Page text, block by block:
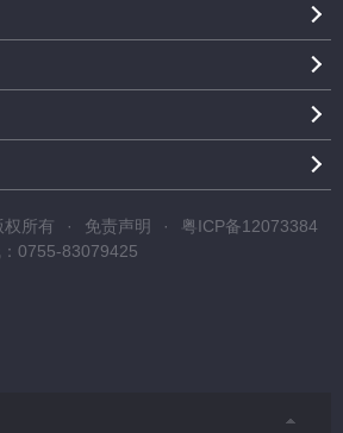
所有 · 免责声明 ·
粤ICP备12073384
0755-83079425